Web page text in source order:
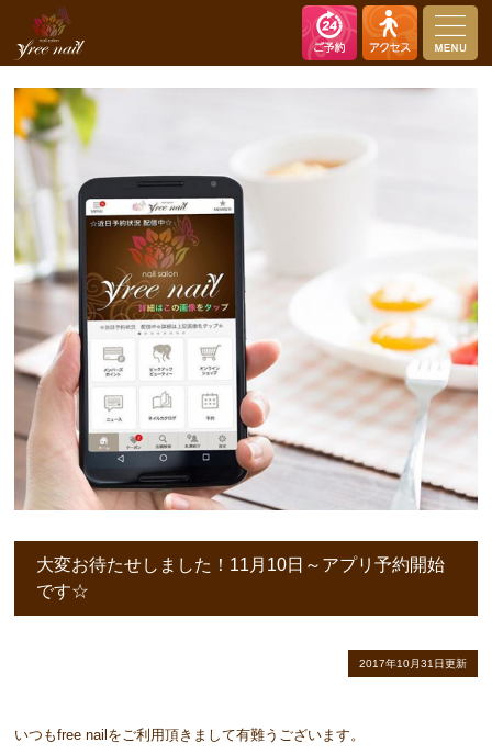
nail salon free nail（ネイルサロン フリーネイル）
大変お待たせしました！11月10日～アプリ予約開始
です☆
2017年10月31日更新
いつもfree nailをご利用頂きまして有難うございます。